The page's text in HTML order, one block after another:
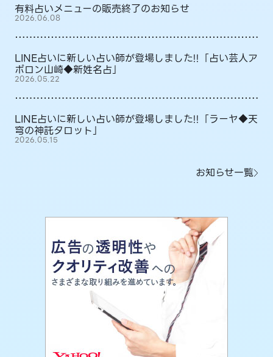
有料占いメニューの販売終了のお知らせ
2026.06.08
LINE占いに新しい占い師が登場しました!!「占い芸人ア
ポロン山崎◆新姓名占」
2026.05.22
LINE占いに新しい占い師が登場しました!!「ラーヤ◆天
穹の神託タロット」
2026.05.15
お知らせ一覧